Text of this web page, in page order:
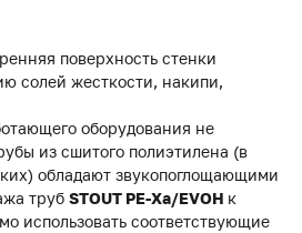
поверхность стенки
солей жесткости, накипи,
оборудования не
из сшитого полиэтилена (в
обладают звукопоглощающими
труб STOUT PE-Xa/EVOH к
использовать соответствующие